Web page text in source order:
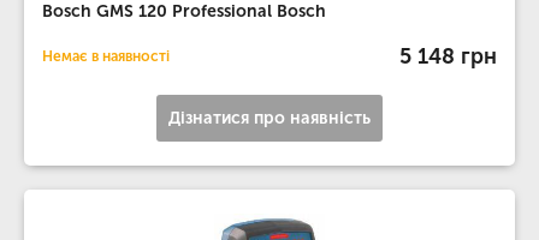
Bosch GMS 120 Professional Bosch
Немає в наявності 5 148 грн
Дізнатися про наявність